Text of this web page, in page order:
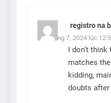
registro na
28 Tháng 7, 2024 lúc
I don’t
matches
kidding,
doubts